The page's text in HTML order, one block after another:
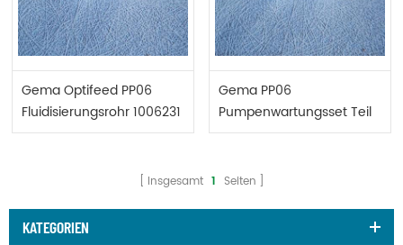
Gema Optifeed PP06
Fluidisierungsrohr 1006231
Gema PP06
Pumpenwartungsset Teil
1006231
Insgesamt 1 Seiten
KATEGORIEN